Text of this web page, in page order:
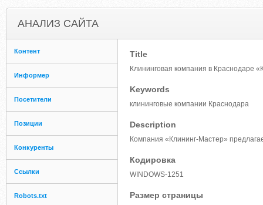
АНАЛИЗ САЙТА
Контент
Информер
Посетители
Позиции
Конкуренты
Ссылки
Robots.txt
Title
Клининговая компания в Краснодаре
Keywords
клининговые компании Краснодара
Description
Компания «Клининг-Мастер»
Кодировка
WINDOWS-1251
Размер страницы